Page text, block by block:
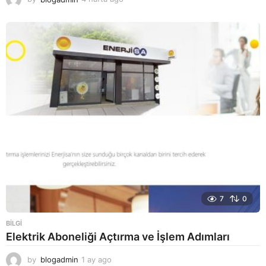
f
t
a
a
g
o
7 0
BILGI
Elektrik Aboneliği Açtırma ve İşlem Adımları
by blogadmin 1 ay ago